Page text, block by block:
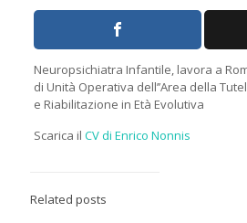
Neuropsichiatra Infantile, lavora a
di Unità Operativa dell’’Area della
e Riabilitazione in Età Evolutiva
Scarica il CV di Enrico Nonnis
Related posts